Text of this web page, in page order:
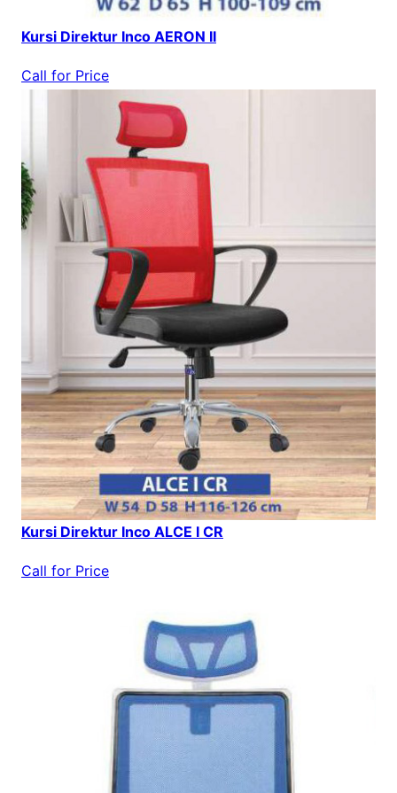
Kursi Direktur Inco AERON II
Call for Price
Kursi Direktur Inco ALCE I CR
Call for Price